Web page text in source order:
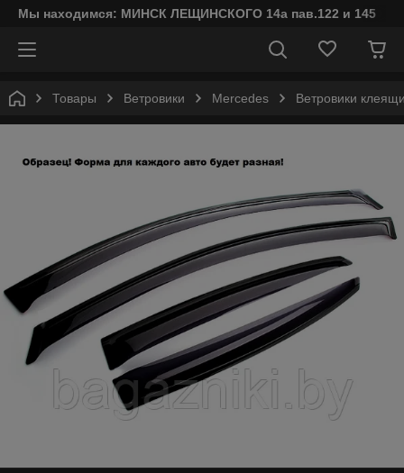
Мы находимся: МИНСК ЛЕЩИНСКОГО 14а пав.122 и 145
Товары Ветровики Mercedes Ветровики